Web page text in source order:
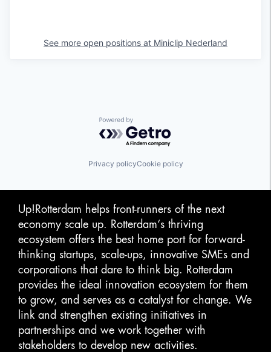
See more open positions at Miniclip Nederland
Powered by Getro.com
Privacy policyCookie policy
Up!Rotterdam helps front-runners of the next
economy scale up. Rotterdam‘s thriving
ecosystem offers the best home port for forward-
thinking startups, scale-ups, innovative SMEs and
corporations that dare to think big. Rotterdam
provides the ideal innovation ecosystem for them
to grow, and serves as a catalyst for change. We
link and strengthen existing initiatives in
partnerships and we work together with
stakeholders to develop new activities.